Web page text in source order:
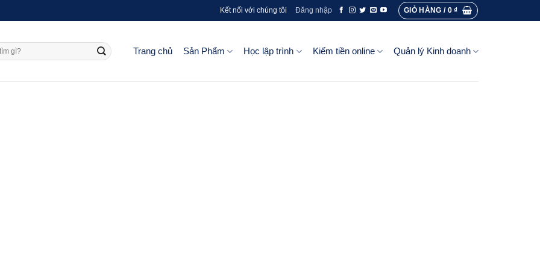
Kết nối với chúng tôi Đăng nhập GIỎ HÀNG / 0₫
Trang chủ Sản Phẩm Học lập trình Kiếm tiền online Quản lý Kinh doanh